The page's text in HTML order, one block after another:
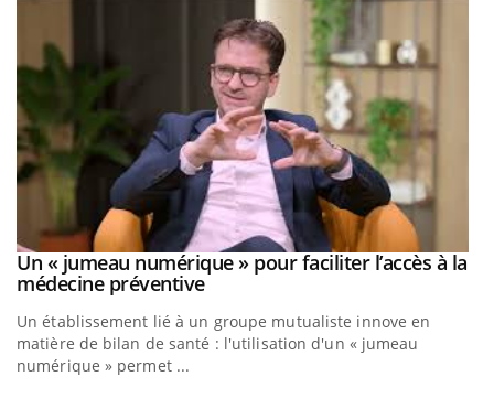
Youtube
Un « jumeau numérique » pour faciliter l’accès à la
médecine préventiveYoutube
Un établissement lié à un groupe mutualiste innove en
matière de bilan de santé : l'utilisation d'un « jumeau
numérique » permet ...